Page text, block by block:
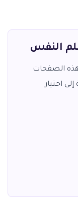
النفس
الصفحات
اختيار